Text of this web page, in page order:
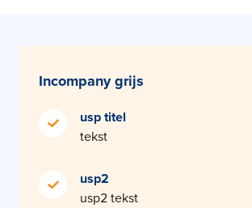
Incompany grijs
usp titel
tekst
usp2
usp2 tekst